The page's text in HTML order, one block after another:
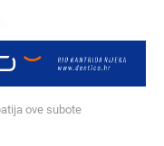
ove subote